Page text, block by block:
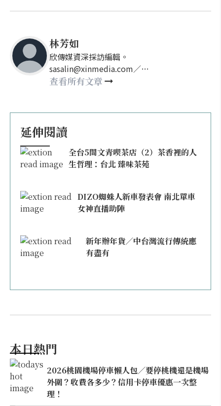
林芳如
欣傳媒資深採訪編輯。
sasalin@xinmedia.com／
happy21917@gmail.com
查看所有文章
延伸閱讀
全台5間文青喫茶店（2）茶香裡的人
生哲理：台北 臻味茶苑
DIZO蜘蛛人新車發表會 南北單車
女神直播助陣
新年辦年貨／中台灣流行傳統應
有盡有
本日熱門
2026桃園機場停車懶人包／要停桃機還是機場
外圍？收費各多少？信用卡停車優惠一次整
理！